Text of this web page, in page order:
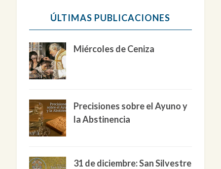
ÚLTIMAS PUBLICACIONES
Miércoles de Ceniza
Precisiones sobre el Ayuno y
la Abstinencia
31 de diciembre: San Silvestre